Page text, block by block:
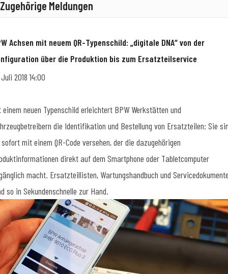
Zugehörige Meldungen
Achsen mit neuem QR-Typenschild: „digitale DNA“ von der
über die Produktion bis zum Ersatzteilservice
Juli 2018 14:00
einem neuen Typenschild erleichtert BPW Werkstätten und
die Identifikation und Bestellung von Ersatzteilen: Sie
mit einem QR-Code versehen, der die dazugehörigen
direkt auf dem Smartphone oder Tabletcomputer
macht. Ersatzteillisten, Wartungshandbuch und
so in Sekundenschnelle zur Hand.